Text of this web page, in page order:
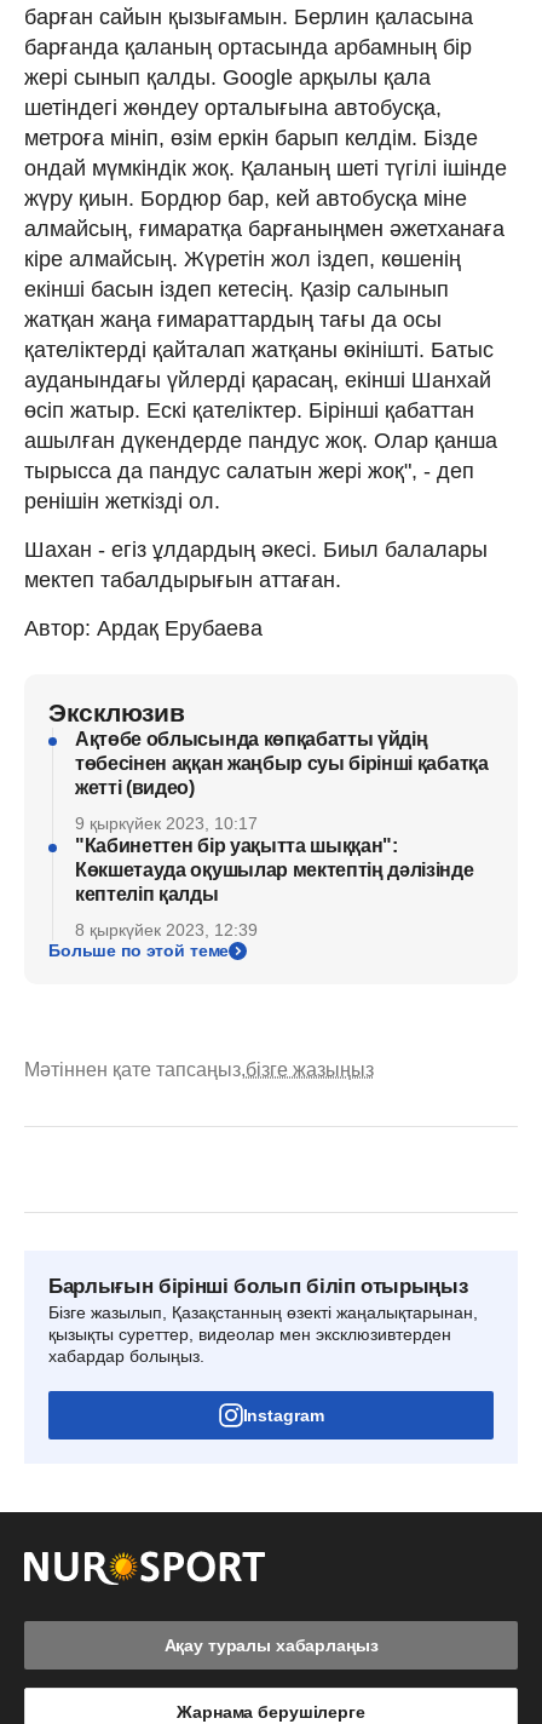
барған сайын қызығамын. Берлин қаласына
барғанда қаланың ортасында арбамның бір
жері сынып қалды. Google арқылы қала
шетіндегі жөндеу орталығына автобусқа,
метроға мініп, өзім еркін барып келдім. Бізде
ондай мүмкіндік жоқ. Қаланың шеті түгілі ішінде
жүру қиын. Бордюр бар, кей автобусқа міне
алмайсың, ғимаратқа барғаныңмен әжетханаға
кіре алмайсың. Жүретін жол іздеп, көшенің
екінші басын іздеп кетесің. Қазір салынып
жатқан жаңа ғимараттардың тағы да осы
қателіктерді қайталап жатқаны өкінішті. Батыс
ауданындағы үйлерді қарасаң, екінші Шанхай
өсіп жатыр. Ескі қателіктер. Бірінші қабаттан
ашылған дүкендерде пандус жоқ. Олар қанша
тырысса да пандус салатын жері жоқ", - деп
ренішін жеткізді ол.
Шахан - егіз ұлдардың әкесі. Биыл балалары
мектеп табалдырығын аттаған.
Автор: Ардақ Ерубаева
Эксклюзив
Ақтөбе облысында көпқабатты үйдің
төбесінен аққан жаңбыр суы бірінші қабатқа
жетті (видео)
9 қыркүйек 2023, 10:17
"Кабинеттен бір уақытта шыққан":
Көкшетауда оқушылар мектептің дәлізінде
кептеліп қалды
8 қыркүйек 2023, 12:39
Больше по этой теме
Мәтіннен қате тапсаңыз,бізге жазыңыз
Барлығын бірінші болып біліп отырыңыз
Бізге жазылып, Қазақстанның өзекті жаңалықтарынан,
қызықты суреттер, видеолар мен эксклюзивтерден
хабардар болыңыз.
Instagram
Ақау туралы хабарлаңыз
Жарнама берушілерге